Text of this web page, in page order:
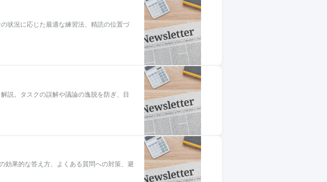
状況に応じた最適な練習法、精読の位置づ
説。タスクの誤解や議論の逸脱を防ぎ、目
効果的な答え方、よくある質問への対策、避